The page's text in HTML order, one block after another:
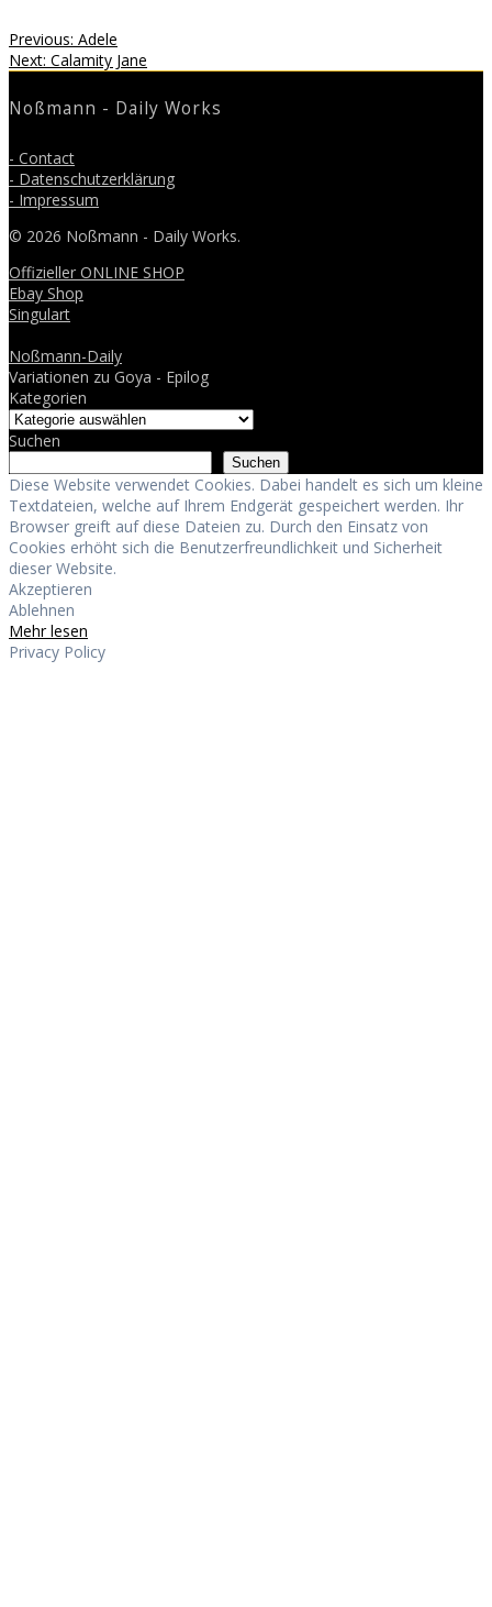
Beitragsnavigation
Previous: Previous
post:
Adele
Next: Next
Calamity Jane
Noßmann - Daily Works
- Contact
- Datenschutzerklärung
- Impressum
© 2026 Noßmann - Daily Works.
Offizieller ONLINE SHOP
Ebay Shop
Singulart
Noßmann-Daily
Variationen zu Goya - Epilog
Kategorien
Suchen
Suchen
Diese Website verwendet Cookies. Dabei handelt es sich um kleine
Textdateien, welche auf Ihrem Endgerät gespeichert werden. Ihr
Browser greift auf diese Dateien zu. Durch den Einsatz von
Cookies erhöht sich die Benutzerfreundlichkeit und Sicherheit
dieser Website.
Akzeptieren
Ablehnen
Mehr lesen
Privacy Policy